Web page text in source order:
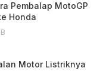
Pembalap MotoGP
Honda
Motor Listriknya